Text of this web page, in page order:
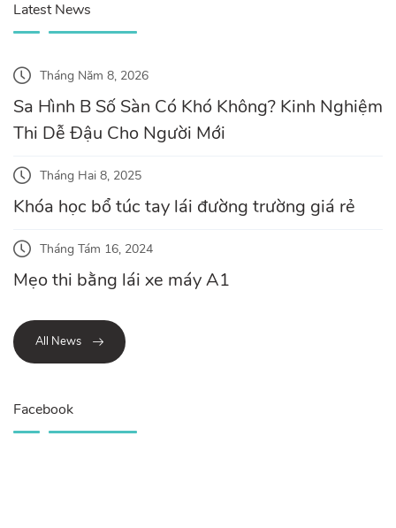
Latest News
Tháng Năm 8, 2026
Sa Hình B Số Sàn Có Khó Không? Kinh Nghiệm
Thi Dễ Đậu Cho Người Mới
Tháng Hai 8, 2025
Khóa học bổ túc tay lái đường trường giá rẻ
Tháng Tám 16, 2024
Mẹo thi bằng lái xe máy A1
All News
Facebook